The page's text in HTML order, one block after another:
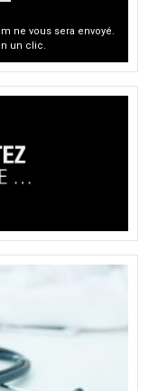
ne vous sera envoyé.
un clic.